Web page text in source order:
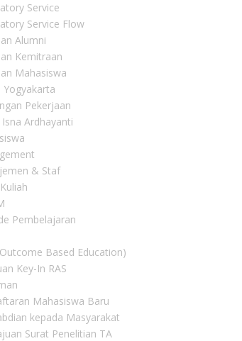
Service
Service Flow
Alumni
Kemitraan
Mahasiswa
Yogyakarta
Pekerjaan
Ardhayanti
& Staf
Pembelajaran
Based Education)
Key-In RAS
Mahasiswa Baru
kepada Masyarakat
Surat Penelitian TA